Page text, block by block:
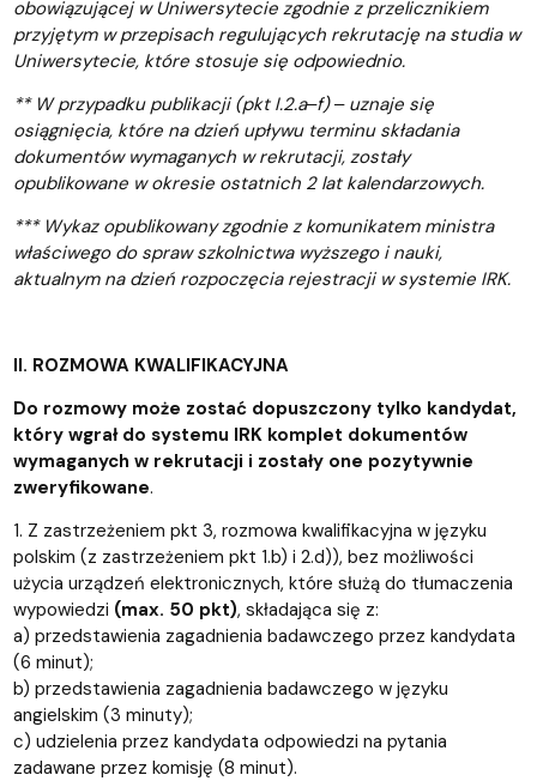
obowiązującej w Uniwersytecie zgodnie z przelicznikiem
przyjętym w przepisach regulujących rekrutację na studia w
Uniwersytecie, które stosuje się odpowiednio.
** W przypadku publikacji (pkt I.2.a‒f) ‒ uznaje się
osiągnięcia, które na dzień upływu terminu składania
dokumentów wymaganych w rekrutacji, zostały
opublikowane w okresie ostatnich 2 lat kalendarzowych.
*** Wykaz opublikowany zgodnie z komunikatem ministra
właściwego do spraw szkolnictwa wyższego i nauki,
aktualnym na dzień rozpoczęcia rejestracji w systemie IRK.
II. ROZMOWA KWALIFIKACYJNA
Do rozmowy może zostać dopuszczony tylko kandydat,
który wgrał do systemu IRK komplet dokumentów
wymaganych w rekrutacji i zostały one pozytywnie
zweryfikowane.
1. Z zastrzeżeniem pkt 3, rozmowa kwalifikacyjna w języku
polskim (z zastrzeżeniem pkt 1.b) i 2.d)), bez możliwości
użycia urządzeń elektronicznych, które służą do tłumaczenia
wypowiedzi (max. 50 pkt), składająca się z:
a) przedstawienia zagadnienia badawczego przez kandydata
(6 minut);
b) przedstawienia zagadnienia badawczego w języku
angielskim (3 minuty);
c) udzielenia przez kandydata odpowiedzi na pytania
zadawane przez komisję (8 minut).